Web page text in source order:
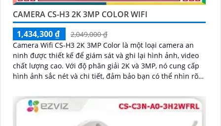
CAMERA CS-H3 2K 3MP COLOR WIFI
1,434,300 ₫
2,049,000 ₫
Camera Wifi CS-H3 2K 3MP Color là một loại camera an
ninh được thiết kế để giám sát và ghi lại hình ảnh, video
chất lượng cao. Với độ phân giải 2K và 3MP, nó cung cấp
hình ảnh sắc nét và chi tiết, đảm bảo bạn có thể nhìn rõ